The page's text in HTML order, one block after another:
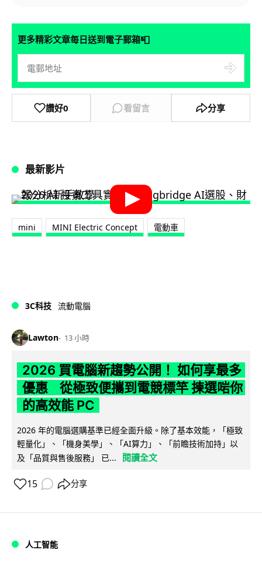
更多精彩文章每日送到電子郵箱📮
讚好0 看留言 分享
最新影片
mini MINI Electric Concept 電動車
3C科技 流動電腦
Lawton 13 小時
2026 買電腦新趨勢公開！ 如何享最多
優惠 從極致便攜到電競標竿 揀選啱你
的高效能 PC
2026 年的電腦選購基準已經全面升級。除了基本效能，「極致
輕量化」、「機身美學」、「AI算力」、「前瞻技術加持」以
及「品質與售後服務」 已...
閱讀全文
15 分享
人工智能